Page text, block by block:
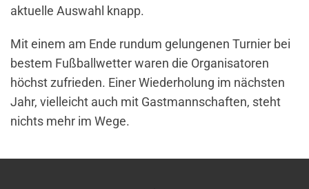
aktuelle Auswahl knapp.
Mit einem am Ende rundum gelungenen Turnier bei
bestem Fußballwetter waren die Organisatoren
höchst zufrieden. Einer Wiederholung im nächsten
Jahr, vielleicht auch mit Gastmannschaften, steht
nichts mehr im Wege.